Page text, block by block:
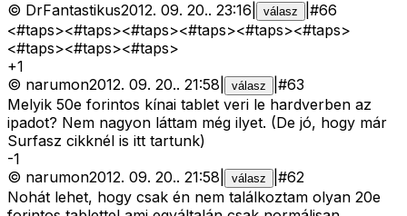
© DrFantastikus2012. 09. 20.. 23:16 válasz #66
<#taps><#taps><#taps><#taps><#taps><#taps>
<#taps><#taps><#taps>
+1
© narumon2012. 09. 20.. 21:58 válasz #63
Melyik 50e forintos kínai tablet veri le hardverben az
ipadot? Nem nagyon láttam még ilyet. (De jó, hogy már
Surfasz cikknél is itt tartunk)
-1
© narumon2012. 09. 20.. 21:58 válasz #62
Nohát lehet, hogy csak én nem találkoztam olyan 20e